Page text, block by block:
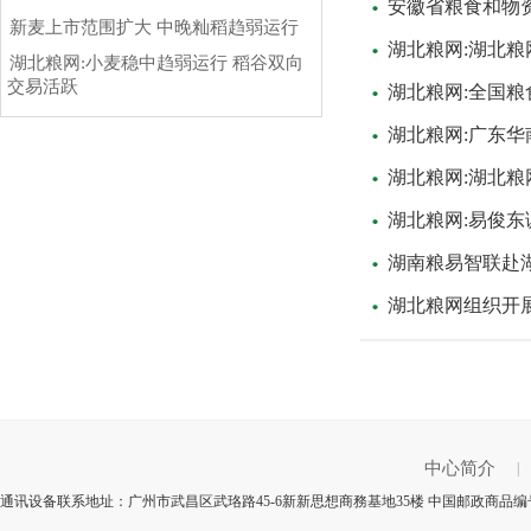
新麦上市范围扩大 中晚籼稻趋弱运行
湖北粮网:小麦稳中趋弱运行 稻谷双向
交易活跃
安徽省粮食和物
湖北粮网:湖北
湖北粮网:全国
湖北粮网:广东
湖北粮网:湖北
湖北粮网:易俊
湖南粮易智联赴
湖北粮网组织开
中心简介
通讯设备联系地址：广州市武昌区武珞路45-6新新思想商務基地35楼 中国邮政商品